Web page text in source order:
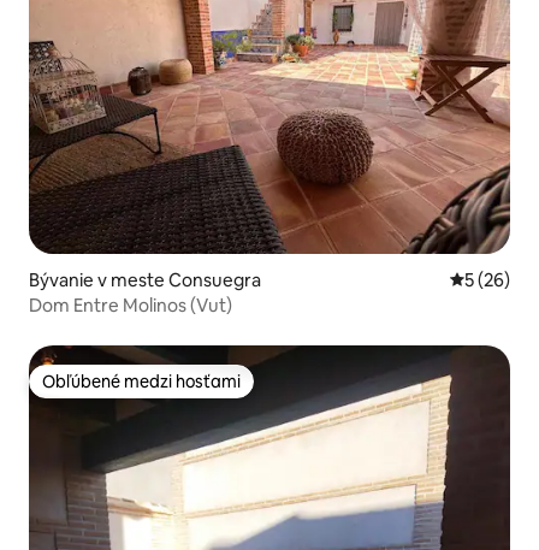
Bývanie v meste Consuegra
5 (26)
Dom Entre Molinos (Vut)
Obľúbené medzi hosťami
Obľúbené medzi hosťami